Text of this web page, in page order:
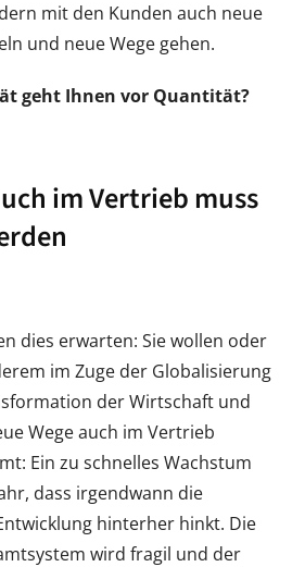
mit den Kunden auch neue
und neue Wege gehen.
geht Ihnen vor Quantität?
im Vertrieb muss
dies erwarten: Sie wollen oder
im Zuge der Globalisierung
der Wirtschaft und
Wege auch im Vertrieb
Ein zu schnelles Wachstum
dass irgendwann die
hinterher hinkt. Die
wird fragil und der